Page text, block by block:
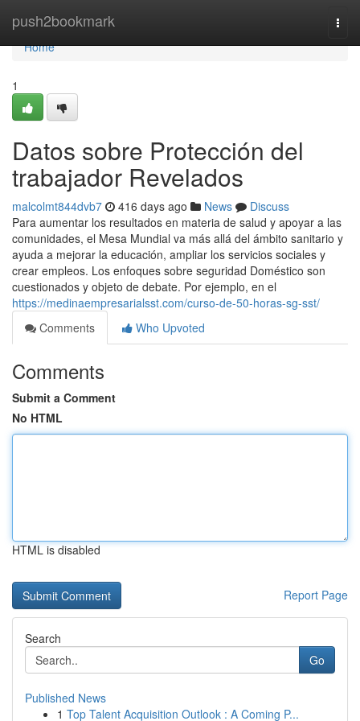
push2bookmark
Home
Home
1
Datos sobre Protección del
trabajador Revelados
malcolmt844dvb7 416 days ago News
Discuss
Para aumentar los resultados en materia de salud y apoyar a las
comunidades, el Mesa Mundial va más allá del ámbito sanitario y
ayuda a mejorar la educación, ampliar los servicios sociales y
crear empleos. Los enfoques sobre seguridad Doméstico son
cuestionados y objeto de debate. Por ejemplo, en el
https://medinaempresarialsst.com/curso-de-50-horas-sg-sst/
Comments
Who Upvoted
Comments
Submit a Comment
No HTML
HTML is disabled
Report Page
Search
Go
Published News
1 Top Talent Acquisition Outlook : A Coming P...